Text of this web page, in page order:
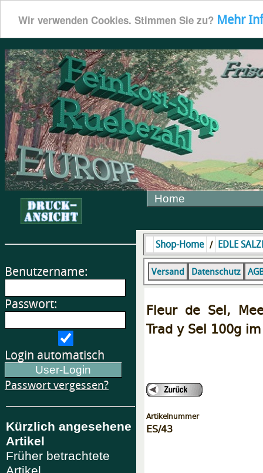
Wir verwenden Cookies. Stimmen Sie zu? Mehr
Home
Benutzername:
Passwort:
Login automatisch
Passwort vergessen?
Kürzlich angesehene
Artikel
Früher betrachtete
Shop-Home / EDLE
Versand Datenschutz
Fleur de Sel,
Trad y Sel 100g
Artikelnummer
ES/43